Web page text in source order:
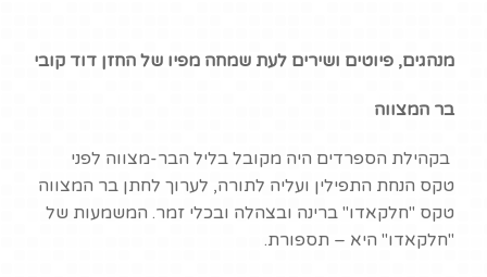
מנהגים, פיוטים ושירים לעת שמחה מפיו של החזן דוד קובי
בר המצווה
בקהילת הספרדים היה מקובל בליל הבר-מצווה לפני
טקס הנחת התפילין ועליה לתורה, לערוך לחתן בר המצווה
טקס "חלקאדו" ברינה ובצהלה ובכלי זמר. המשמעות של
"חלקאדו" היא – תספורת.